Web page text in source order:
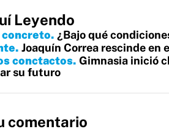
Leyendo
¿Bajo qué
Joaquín Correa rescinde en
conctactos Gimnasia inició
su futuro
comentario